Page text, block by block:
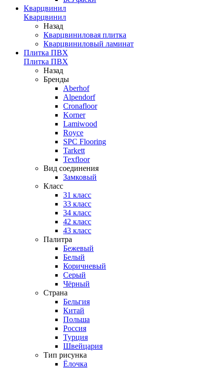
Кварцвинил
Кварцвинил
Назад
Кварцвиниловая плитка
Кварцвиниловый ламинат
Плитка ПВХ
Плитка ПВХ
Назад
Бренды
Aberhof
Alpendorf
Cronafloor
Korner
Lamiwood
Royce
SPC Flooring
Tarkett
Texfloor
Вид соединения
Замковый
Класс
31 класс
33 класс
34 класс
42 класс
43 класс
Палитра
Бежевый
Белый
Коричневый
Серый
Чёрный
Страна
Бельгия
Китай
Польша
Россия
Турция
Швейцария
Тип рисунка
Ёлочка